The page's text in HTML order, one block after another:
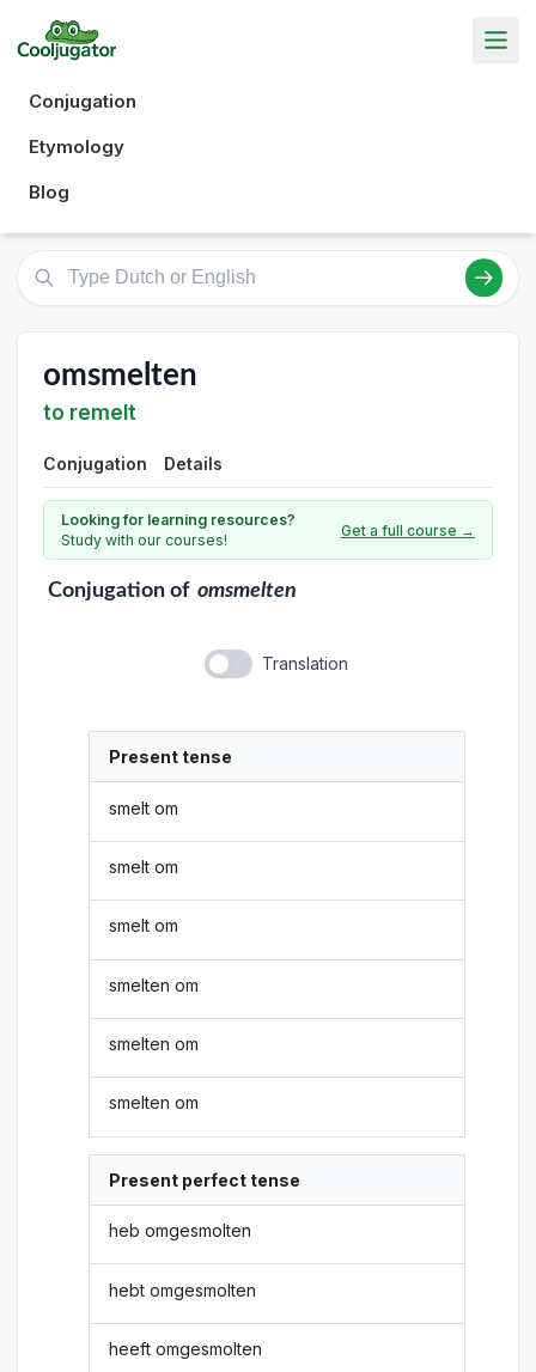
Conjugation
Etymology
Blog
omsmelten
to remelt
Conjugation Details
Looking for learning resources?
Study with our courses!
Get a full course →
Conjugationof omsmelten
Translation
Present tense
smelt om
smelt om
smelt om
smelten om
smelten om
smelten om
Present perfect tense
heb omgesmolten
hebt omgesmolten
heeft omgesmolten